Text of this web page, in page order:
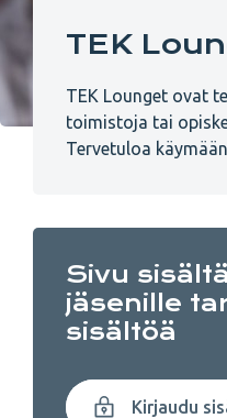
TEK
TEK Lounget ovat
toimistoja tai
Tervetuloa
Sivu
jäsenille
sisältöä
Kirjaudu